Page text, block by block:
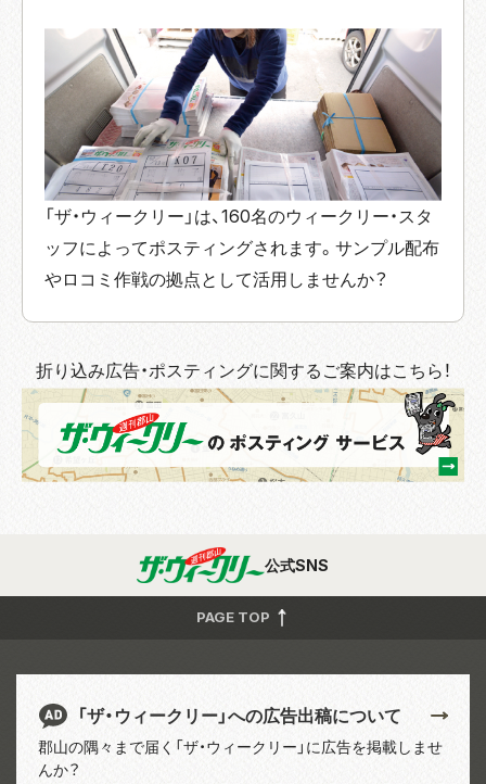
「ザ・ウィークリー」は、160名のウィークリー・スタ
ッフによってポスティングされます。サンプル配布
やロコミ作戦の拠点として活用しませんか？
折り込み広告・ポスティングに関するご案内はこちら！
公式SNS
PAGE TOP
「ザ・ウィークリー」への広告出稿について
郡山の隅々まで届く「ザ・ウィークリー」に広告を掲載しませ
んか？